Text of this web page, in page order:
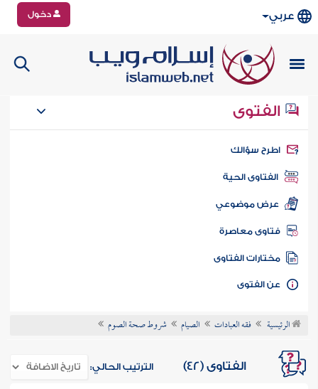
عربي دخول
الفتوى
سؤالك
الفتاوى الحية
عرض موضوعي
فتاوى معاصرة
مختارات الفتاوى
الفتوى
الرئيسية فقه العبادات الصيام شروط صحة الصوم
الفتاوى (42) الترتيب الحالي: